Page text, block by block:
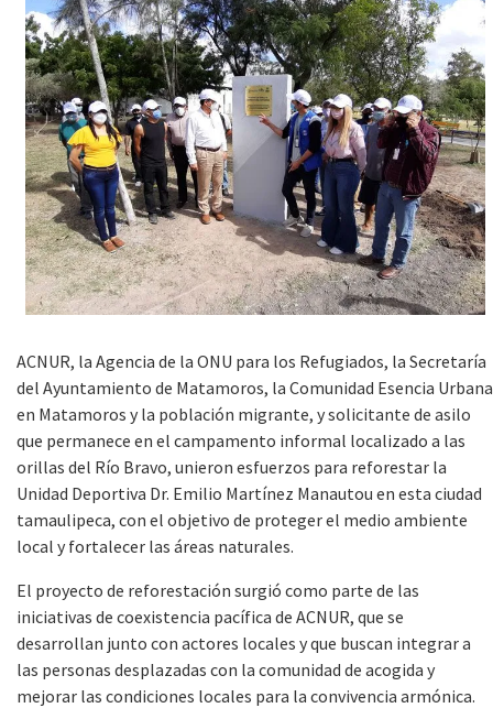
ACNUR, la Agencia de la ONU para los Refugiados, la Secretaría
del Ayuntamiento de Matamoros, la Comunidad Esencia Urbana
en Matamoros y la población migrante, y solicitante de asilo
que permanece en el campamento informal localizado a las
orillas del Río Bravo, unieron esfuerzos para reforestar la
Unidad Deportiva Dr. Emilio Martínez Manautou en esta ciudad
tamaulipeca, con el objetivo de proteger el medio ambiente
local y fortalecer las áreas naturales.
El proyecto de reforestación surgió como parte de las
iniciativas de coexistencia pacífica de ACNUR, que se
desarrollan junto con actores locales y que buscan integrar a
las personas desplazadas con la comunidad de acogida y
mejorar las condiciones locales para la convivencia armónica.